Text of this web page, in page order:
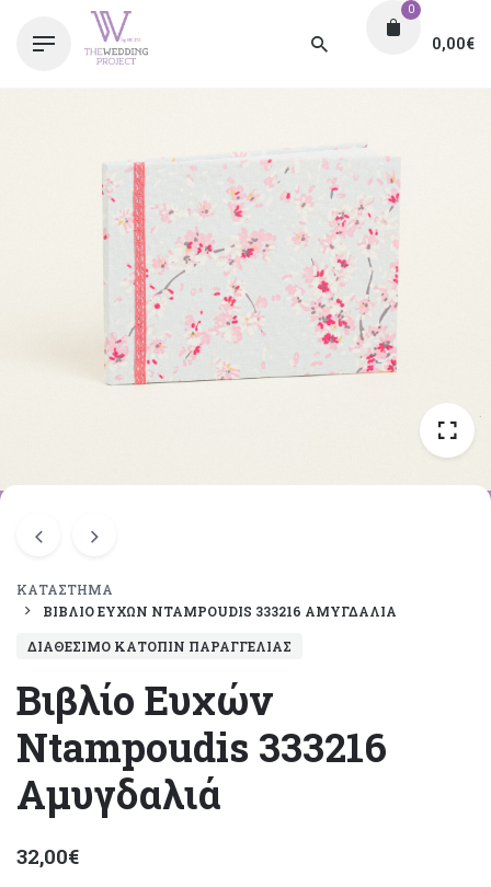
0,00€
0
ΚΑΤΆΣΤΗΜΑ
ΒΙΒΛΊΟ ΕΥΧΏΝ NTAMPOUDIS 333216 ΑΜΥΓΔΑΛΙΆ
ΔΙΑΘΈΣΙΜΟ ΚΑΤΌΠΙΝ ΠΑΡΑΓΓΕΛΊΑΣ
Βιβλίο Ευχών
Ntampoudis 333216
Αμυγδαλιά
32,00€